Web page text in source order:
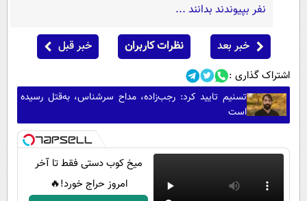
نفر بپیوندند بدانند ...
خبر بعد نظرات کاربران خبر قبل
اشتراک گذاری :
تسنیم تایید کرد: رجب‌زاده، مداح سرشناس، به‌قتل رسیده
است
میخ کوب دستی فقط تا آخر
امروز حراج خورد!🔥